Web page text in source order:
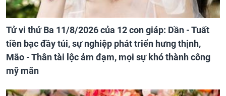
Tử vi thứ Ba 11/8/2026 của 12 con giáp: Dần - Tuất
tiền bạc đầy túi, sự nghiệp phát triển hưng thịnh,
Mão - Thân tài lộc ảm đạm, mọi sự khó thành công
mỹ mãn